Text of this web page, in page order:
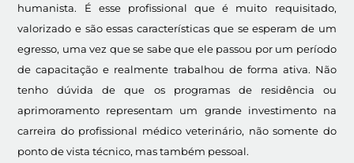
humanista. É esse profissional que é muito requisitado,
valorizado e são essas características que se esperam de um
egresso, uma vez que se sabe que ele passou por um período
de capacitação e realmente trabalhou de forma ativa. Não
tenho dúvida de que os programas de residência ou
aprimoramento representam um grande investimento na
carreira do profissional médico veterinário, não somente do
ponto de vista técnico, mas também pessoal.